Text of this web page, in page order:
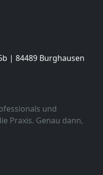
| 84489 Burghausen
und
Praxis. Genau dann,